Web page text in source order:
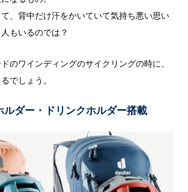
、背中だけ汗をかいていて気持ち悪い思い
もいるのでは？
のワインディングのサイクリングの時に、
でしょう。
ダー・ドリンクホルダー搭載